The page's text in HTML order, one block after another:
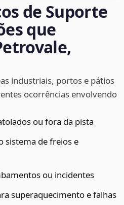
de Suporte
que
industriais, portos e pátios
ocorrências envolvendo
ou fora da pista
sistema de freios e
ou incidentes
superaquecimento e falhas